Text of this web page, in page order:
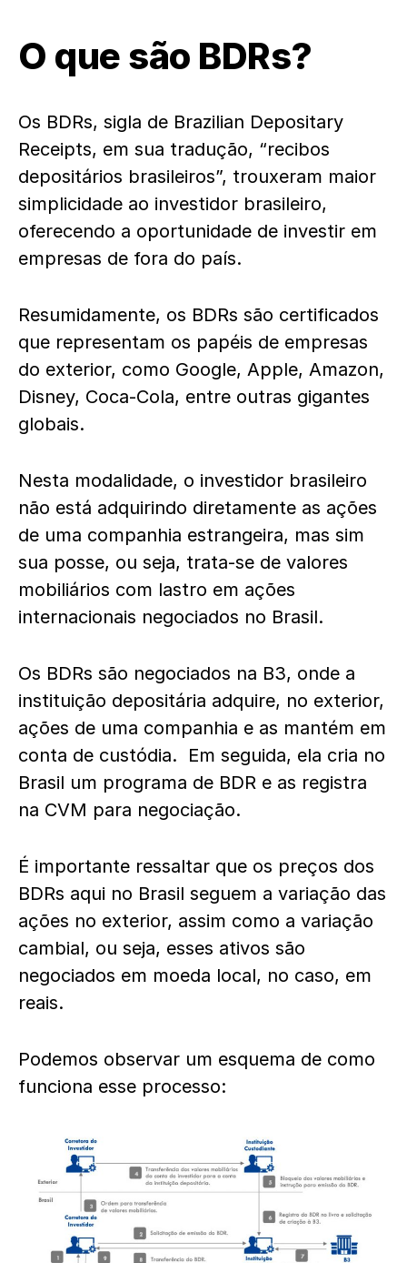
O que são BDRs?
Os BDRs, sigla de Brazilian Depositary
Receipts, em sua tradução, “recibos
depositários brasileiros”, trouxeram maior
simplicidade ao investidor brasileiro,
oferecendo a oportunidade de investir em
empresas de fora do país.
Resumidamente, os BDRs são certificados
que representam os papéis de empresas
do exterior, como Google, Apple, Amazon,
Disney, Coca-Cola, entre outras gigantes
globais.
Nesta modalidade, o investidor brasileiro
não está adquirindo diretamente as ações
de uma companhia estrangeira, mas sim
sua posse, ou seja, trata-se de valores
mobiliários com lastro em ações
internacionais negociados no Brasil.
Os BDRs são negociados na B3, onde a
instituição depositária adquire, no exterior,
ações de uma companhia e as mantém em
conta de custódia. Em seguida, ela cria no
Brasil um programa de BDR e as registra
na CVM para negociação.
É importante ressaltar que os preços dos
BDRs aqui no Brasil seguem a variação das
ações no exterior, assim como a variação
cambial, ou seja, esses ativos são
negociados em moeda local, no caso, em
reais.
Podemos observar um esquema de como
funciona esse processo: